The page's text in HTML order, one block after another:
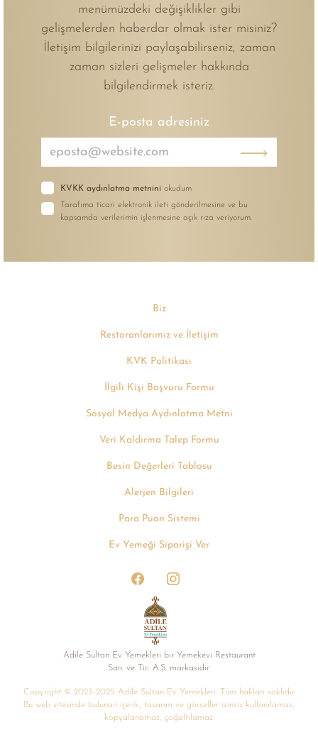
menümüzdeki değişiklikler gibi
gelişmelerden haberdar olmak ister misiniz?
İletişim bilgilerinizi paylaşabilirseniz, zaman
zaman sizleri gelişmeler hakkında
bilgilendirmek isteriz.
E-posta adresiniz
KVKK aydınlatma metnini okudum
Tarafıma ticari elektronik ileti gönderilmesine ve bu
kapsamda verilerimin işlenmesine açık rıza veriyorum.
Biz
Restoranlarımız ve İletişim
KVK Politikası
İlgili Kişi Başvuru Formu
Sosyal Medya Aydınlatma Metni
Veri Kaldırma Talep Formu
Besin Değerleri Tablosu
Alerjen Bilgileri
Para Puan Sistemi
Ev Yemeği Siparişi Ver
Adile Sultan Ev Yemekleri bir Yemekevi Restaurant
San. ve Tic. A.Ș. markasıdır.
Copyright © 2023-2025 Adile Sultan Ev Yemekleri. Tüm hakları saklıdır.
Bu web sitesinde bulunan içerik, tasarım ve görseller izinsiz kullanılamaz,
kopyalanamaz, çoğaltılamaz.